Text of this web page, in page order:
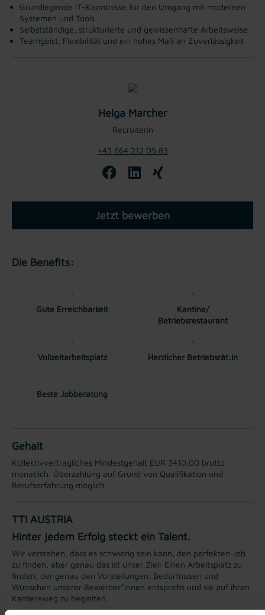
Grundlegende IT-Kenntnisse für den Umgang mit modernen
Systemen und Tools
Selbstständige, strukturierte und gewissenhafte Arbeitsweise
Teamgeist, Flexibilität und ein hohes Maß an Zuverlässigkeit
Helga Marcher
Recruiterin
+43 664 212 05 83
Jetzt bewerben
Die Benefits:
Gute Erreichbarkeit
Kantine/
Betriebsrestaurant
Vollzeitarbeitsplatz Herzlicher Betriebsrät:in
Beste Jobberatung
Gehalt
Kollektivvertragliches Mindestgehalt EUR 3410,00 brutto
monatlich. Überzahlung auf Grund von Qualifikation und
Berufserfahrung möglich.
TTI AUSTRIA
Hinter jedem Erfolg steckt ein Talent.
Wir verstehen, dass es schwierig sein kann, den perfekten Job
zu finden, aber genau das ist unser Ziel: Einen Arbeitsplatz zu
finden, der genau den Vorstellungen, Bedürfnissen und
Wünschen unserer Bewerber*innen entspricht und sie auf ihren
Karriereweg zu begleiten.